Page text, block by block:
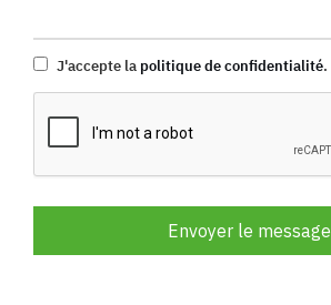
J'accepte la politique de confidentialité.
Envoyer le message